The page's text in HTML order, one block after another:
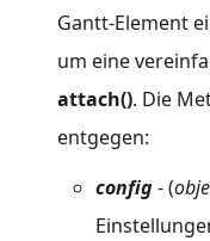
Gantt-Element
um eine
attach(). Die
entgegen:
config- (